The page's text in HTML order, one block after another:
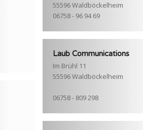
55596 Waldböckelheim
06758 - 96 94 69
Laub Communications
Im Brühl 11
55596 Waldböckelheim
06758 - 809 298